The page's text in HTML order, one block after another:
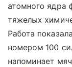
атомного ядра
тяжелых
Работа
номером 100
напоминает